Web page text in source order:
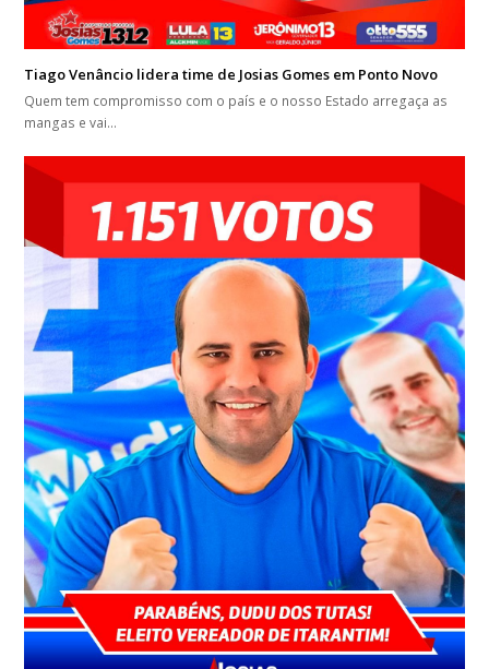
Tiago Venâncio lidera time de Josias Gomes em Ponto Novo
Quem tem compromisso com o país e o nosso Estado arregaça as
mangas e vai…